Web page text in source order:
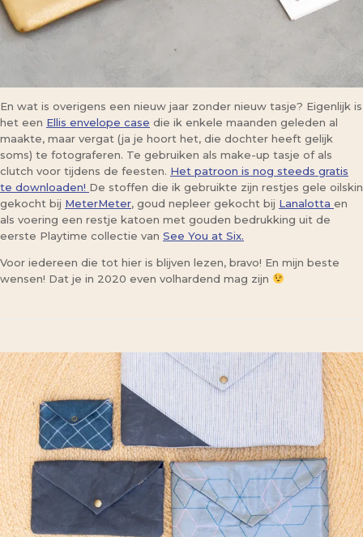
En wat is overigens een nieuw jaar zonder nieuw tasje? Eigenlijk is
het een Ellis envelope case die ik enkele maanden geleden al
maakte, maar vergat (ja je hoort het, die dochter heeft gelijk
soms) te fotograferen. Te gebruiken als make-up tasje of als
clutch voor tijdens de feesten. Het patroon is nog steeds gratis
te downloaden! De stoffen die ik gebruikte zijn restjes gele oilskin
gekocht bij MeterMeter, goud nepleer gekocht bij Lanalotta en
als voering een restje katoen met gouden bedrukking uit de
eerste Playtime collectie van See You at Six.
Voor iedereen die tot hier is blijven lezen, bravo! En mijn beste
wensen! Dat je in 2020 even volhardend mag zijn